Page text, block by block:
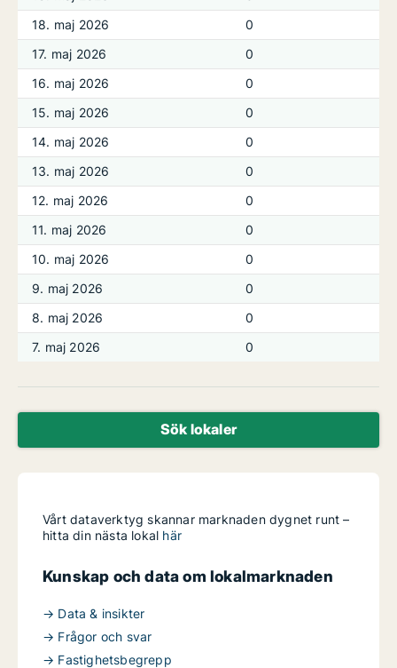
18. maj 2026
0
17. maj 2026
0
16. maj 2026
0
15. maj 2026
0
14. maj 2026
0
13. maj 2026
0
12. maj 2026
0
11. maj 2026
0
10. maj 2026
0
9. maj 2026
0
8. maj 2026
0
7. maj 2026
0
Sök lokaler
Vårt dataverktyg skannar marknaden dygnet runt –
hitta din nästa lokal här
Kunskap och data om lokalmarknaden
→ Data & insikter
→ Frågor och svar
→ Fastighetsbegrepp